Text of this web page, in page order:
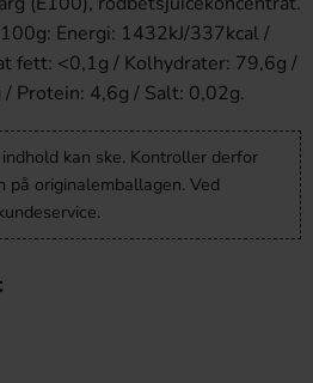
Energi: 1432kJ/337kcal /
fett: <0,1g / Kolhydrater: 79,6g /
Protein: 4,6g / Salt: 0,02g.
kan ske. Kontroller derfor
originalemballagen. Ved